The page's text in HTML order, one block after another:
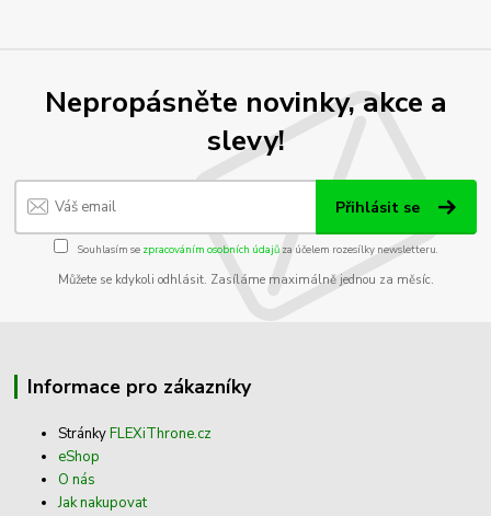
Nepropásněte novinky, akce a
slevy!
Přihlásit se
Souhlasím se zpracováním osobních údajůza účelem rozesílky newsletteru.
Můžete se kdykoli odhlásit. Zasíláme maximálně jednou za měsíc.
Informace pro zákazníky
StránkyFLEXiThrone.cz
eShop
O nás
Jak nakupovat